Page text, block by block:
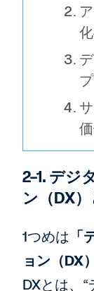
2-1. デジ
ン（DX
1つめは
ョン（DX
DXとは、